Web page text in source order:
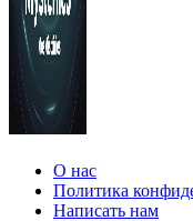
О нас
Политика
Написать нам